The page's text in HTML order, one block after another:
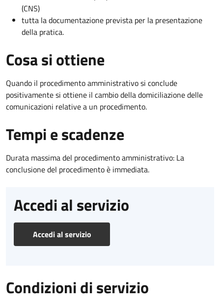
(CNS)
tutta la documentazione prevista per la presentazione
della pratica.
Cosa si ottiene
Quando il procedimento amministrativo si conclude
positivamente si ottiene il cambio della domiciliazione delle
comunicazioni relative a un procedimento.
Tempi e scadenze
Durata massima del procedimento amministrativo: La
conclusione del procedimento è immediata.
Accedi al servizio
Accedi al servizio
Condizioni di servizio